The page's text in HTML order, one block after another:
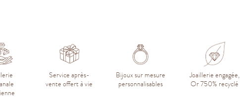
Service après-
vente offert à vie
Bijoux sur mesure
personnalisables
Joaillerie engagée,
Or 750% recyclé